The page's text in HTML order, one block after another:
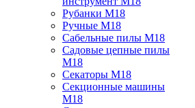
Рубанки M18
Ручные M18
Сабельные пилы M18
Садовые цепные пилы
M18
Секаторы M18
Секционные машины
M18